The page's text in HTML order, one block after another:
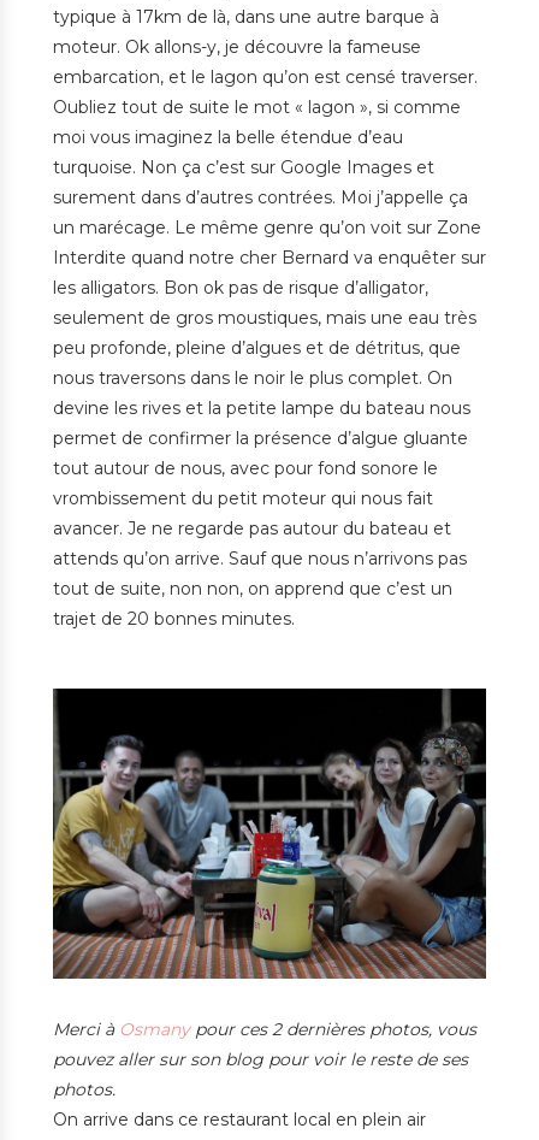
typique à 17km de là, dans une autre barque à
moteur. Ok allons-y, je découvre la fameuse
embarcation, et le lagon qu’on est censé traverser.
Oubliez tout de suite le mot « lagon », si comme
moi vous imaginez la belle étendue d’eau
turquoise. Non ça c’est sur Google Images et
surement dans d’autres contrées. Moi j’appelle ça
un marécage. Le même genre qu’on voit sur Zone
Interdite quand notre cher Bernard va enquêter sur
les alligators. Bon ok pas de risque d’alligator,
seulement de gros moustiques, mais une eau très
peu profonde, pleine d’algues et de détritus, que
nous traversons dans le noir le plus complet. On
devine les rives et la petite lampe du bateau nous
permet de confirmer la présence d’algue gluante
tout autour de nous, avec pour fond sonore le
vrombissement du petit moteur qui nous fait
avancer. Je ne regarde pas autour du bateau et
attends qu’on arrive. Sauf que nous n’arrivons pas
tout de suite, non non, on apprend que c’est un
trajet de 20 bonnes minutes.
Merci à Osmanypour ces 2 dernières photos, vous
pouvez aller sur son blog pour voir le reste de ses
photos.
On arrive dans ce restaurant local en plein air